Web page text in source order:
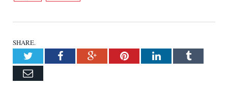
SHARE.
TwitterFacebookGoogle+PinterestLinkedInTumblr
Email